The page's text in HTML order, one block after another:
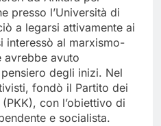
presso l’Università di
a legarsi attivamente ai
interessò al marxismo-
avrebbe avuto
degli inizi. Nel
fondò il Partito dei
con l’obiettivo di
e socialista.